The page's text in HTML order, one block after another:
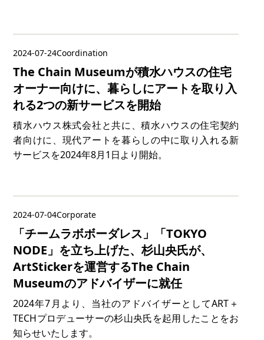
2024-07-24Coordination
The Chain Museumが積水ハウスの住宅
オーナー向けに、暮らしにアートを取り入
れる2つの新サービスを開始
積水ハウス株式会社と共に、積水ハウスの住宅契約
者向けに、現代アートを暮らしの中に取り入れる新
サービスを2024年8月1日より開始。
2024-07-04Corporate
「チームラボボーダレス」「TOKYO
NODE」を立ち上げた、杉山央氏が、
ArtStickerを運営するThe Chain
Museumのアドバイザーに就任
2024年7月より、当社のアドバイザーとしてART＋
TECHプロデューサーの杉山央氏を起用したことをお
知らせいたします。